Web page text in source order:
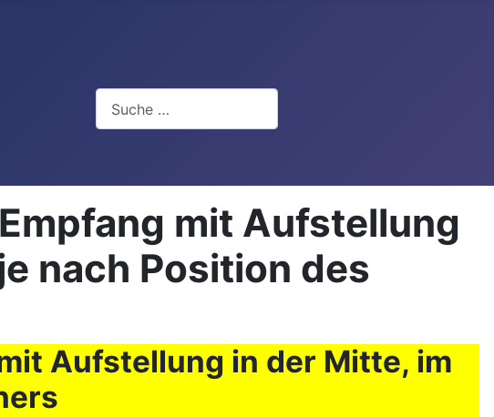
mit Aufstellung
nach Position des
Aufstellung in der Mitte, im